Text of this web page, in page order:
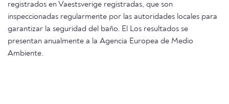
registrados en Vaestsverige registradas, que son
inspeccionadas regularmente por las autoridades locales para
garantizar la seguridad del baño. El Los resultados se
presentan anualmente a la Agencia Europea de Medio
Ambiente.